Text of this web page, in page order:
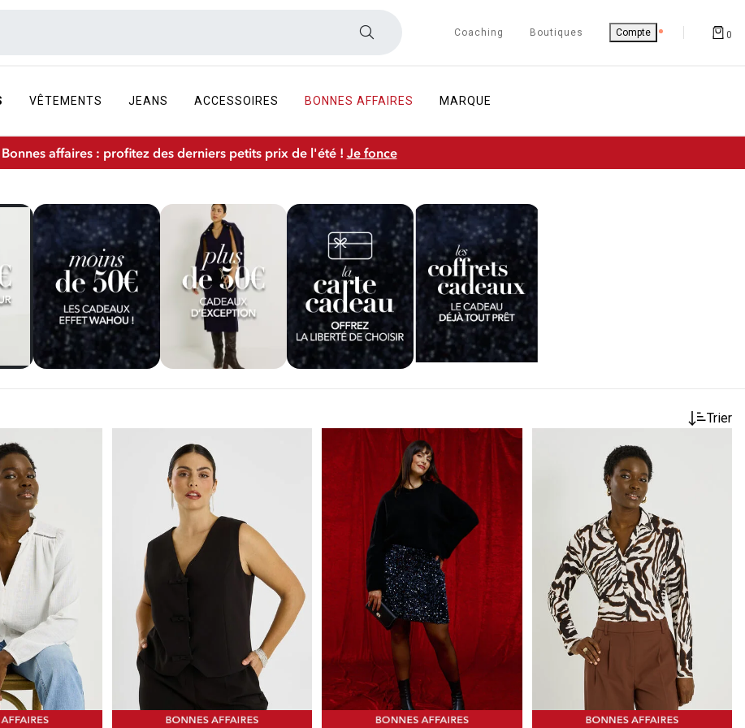
Coaching Boutiques Compte 0
VÊTEMENTS JEANS ACCESSOIRES BONNES AFFAIRES MARQUE
Bonnes affaires : profitez des derniers petits prix de l'été ! Je fonce
EFFETS WAHOU !
PLUS DE 50€ : CADEAUX D'EXCEPTION
LA CARTE CADEAU : OFFREZ LA LIBERTÉ DE CHOISIR
LES COFFRETS CADEAUX : LE CADEAU DÉJÀ TOUT PRÊT
Trier